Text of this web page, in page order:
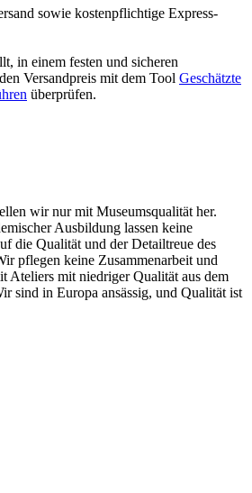
sowie kostenpflichtige Express-
in einem festen und sicheren
Versandpreis mit dem Tool Geschätzte
überprüfen.
wir nur mit Museumsqualität her.
Ausbildung lassen keine
die Qualität und der Detailtreue des
pflegen keine Zusammenarbeit und
Ateliers mit niedriger Qualität aus dem
sind in Europa ansässig, und Qualität ist